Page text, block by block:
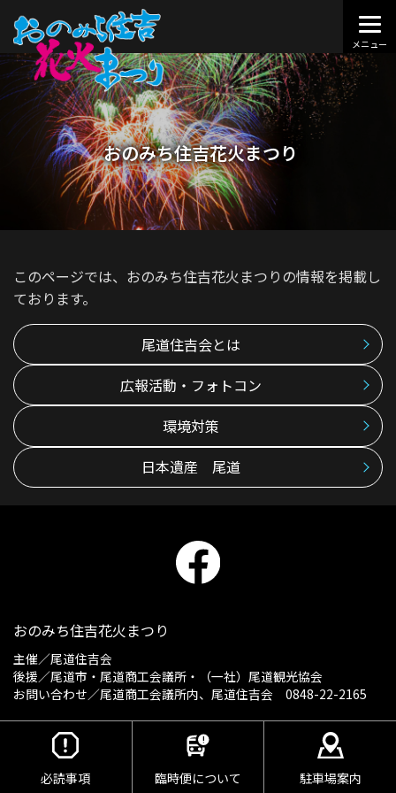
おのみち住吉花火まつり
このページでは、おのみち住吉花火まつりの情報を掲載し
ております。
尾道住吉会とは
広報活動・フォトコン
環境対策
日本遺産 尾道
おのみち住吉花火まつり
主催／尾道住吉会
後援／尾道市・尾道商工会議所・（一社）尾道観光協会
お問い合わせ／尾道商工会議所内、尾道住吉会 0848-22-2165
必読事項 臨時便について 駐車場案内